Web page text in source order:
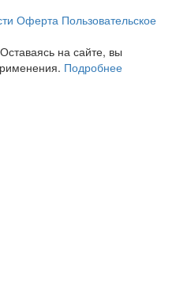
Оферта Пользовательское
на сайте, вы
Подробнее